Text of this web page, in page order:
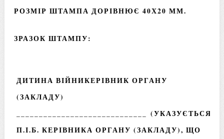
РОЗМІР ШТАМПА ДОРІВНЮЄ 40Х20 ММ.
ЗРАЗОК ШТАМПУ:
ДИТИНА ВІЙНИКЕРІВНИК ОРГАНУ
(ЗАКЛАДУ)
_____________________________ (УКАЗУЄТЬСЯ
П.І.Б. КЕРІВНИКА ОРГАНУ (ЗАКЛАДУ), ЩО